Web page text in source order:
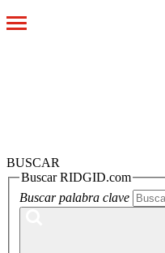
Toggle
BUSCAR
Buscar RIDGID.com
Buscar palabra clave